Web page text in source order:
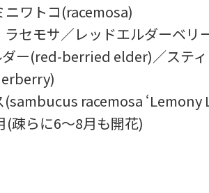
ニワトコ(racemosa)
ラセモサ／レッドエルダーベ
ー(red-berried elder)／ステ
racemosa ‘Lemony
(疎らに6～8月も開花)